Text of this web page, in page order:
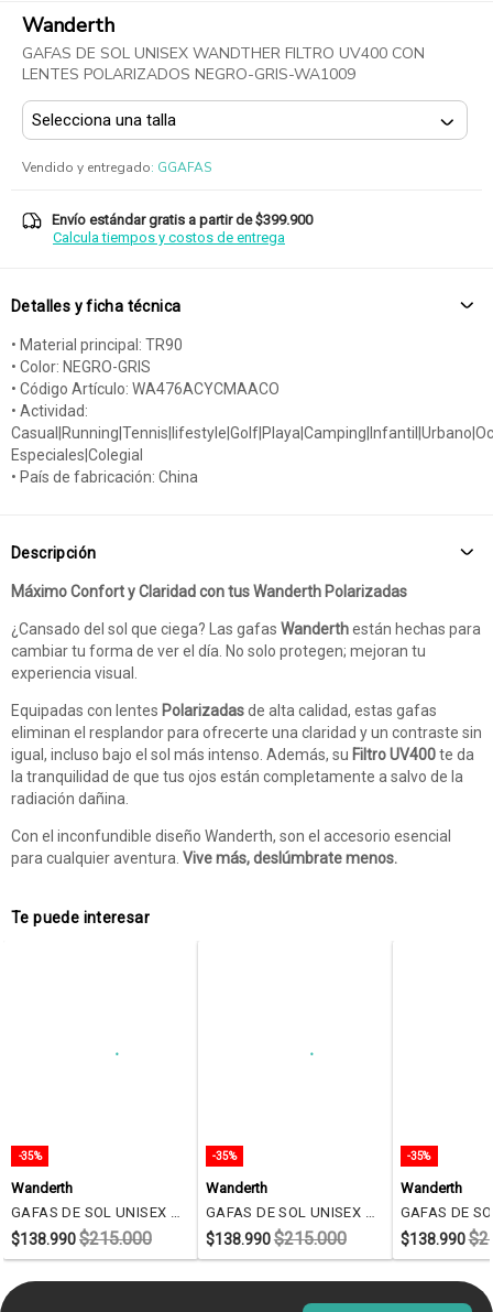
Wanderth
GAFAS DE SOL UNISEX WANDTHER FILTRO UV400 CON
LENTES POLARIZADOS NEGRO-GRIS-WA1009
Vendido y entregado: GGAFAS
Envío estándar gratis a partir de $399.900
Calcula tiempos y costos de entrega
Detalles y ficha técnica
• Material principal: TR90
• Color: NEGRO-GRIS
• Código Artículo: WA476ACYCMAACO
• Actividad:
Especiales|Colegial
• País de fabricación: China
Descripción
Máximo Confort y Claridad con tus Wanderth Polarizadas
¿Cansado del sol que ciega? Las gafas Wanderthestán hechas para
cambiar tu forma de ver el día. No solo protegen; mejoran tu
experiencia visual.
Equipadas con lentes Polarizadasde alta calidad, estas gafas
eliminan el resplandor para ofrecerte una claridad y un contraste sin
igual, incluso bajo el sol más intenso. Además, su Filtro UV400te da
la tranquilidad de que tus ojos están completamente a salvo de la
radiación dañina.
Con el inconfundible diseño Wanderth, son el accesorio esencial
para cualquier aventura. Vive más, deslúmbrate menos.
Te puede interesar
-35%
Wanderth
GAFAS DE SOL UNISEX WANDERTH FILTRO UV400 CON LENTES POLARIZADOS-GRIS TRASLUCIDO-OLD2026
$138.990$215.000
-35%
Wanderth
GAFAS DE SOL UNISEX WANDTHER FILTRO UV400 CON LENTES POLARIZADOS GRIS-WD73705
$138.990$215.000
-35%
Wanderth
$138.990